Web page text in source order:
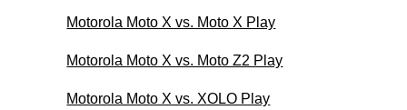
Motorola Moto X vs. Moto X Play
Motorola Moto X vs. Moto Z2 Play
Motorola Moto X vs. XOLO Play